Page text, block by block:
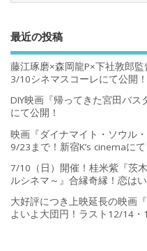
最近の投稿
藤江琢磨×森岡龍P×下社敦郎監
3/10シネマスコーレにて公開！
DIY映画『帰ってきた宮田バ
にて公開！
映画『ダイナマイト・ソウル
9/23まで！新宿K’s cinemaにて
7/10（日）開催！桂米紫『茨
ルシネマ～』合縁奇縁！恋は
大好評につき上映延長の映画
よいよ大団円！ラスト12/14・